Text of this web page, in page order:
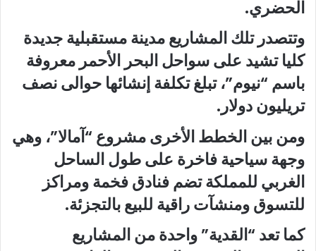
الحضري.
وتتصدر تلك المشاريع مدينة مستقبلية جديدة
كليا تشيد على سواحل البحر الأحمر معروفة
باسم “نيوم”، تبلغ تكلفة إنشائها حوالى نصف
تريليون دولار.
ومن بين الخطط الأخرى مشروع “آمالا”، وهي
وجهة سياحية فاخرة على طول الساحل
الغربي للمملكة تضم فنادق فخمة ومراكز
للتسوق ومنشآت راقية للبيع بالتجزئة.
كما تعد “القدية” واحدة من المشاريع